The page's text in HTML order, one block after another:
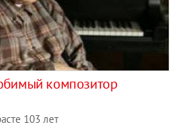
композитор
103 лет